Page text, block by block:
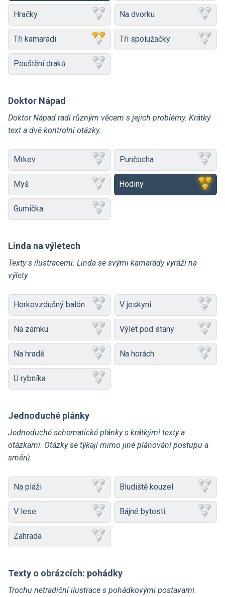
Hračky Na dvorku
Tři kamarádi Tři spolužačky
Pouštění draků
Doktor Nápad
Doktor Nápad radí různým věcem s jejich problémy. Krátký
text a dvě kontrolní otázky.
Mrkev Punčocha
Myš Hodiny
Gumička
Linda na výletech
Texty s ilustracemi: Linda se svými kamarády vyráží na
výlety.
Horkovzdušný balón V jeskyni
Na zámku Výlet pod stany
Na hradě Na horách
U rybníka
Jednoduché plánky
Jednoduché schematické plánky s krátkými texty a
otázkami. Otázky se týkají mimo jiné plánování postupu a
směrů.
Na pláži Bludiště kouzel
V lese Bájné bytosti
Zahrada
Texty o obrázcích: pohádky
Trochu netradiční ilustrace s pohádkovými postavami.